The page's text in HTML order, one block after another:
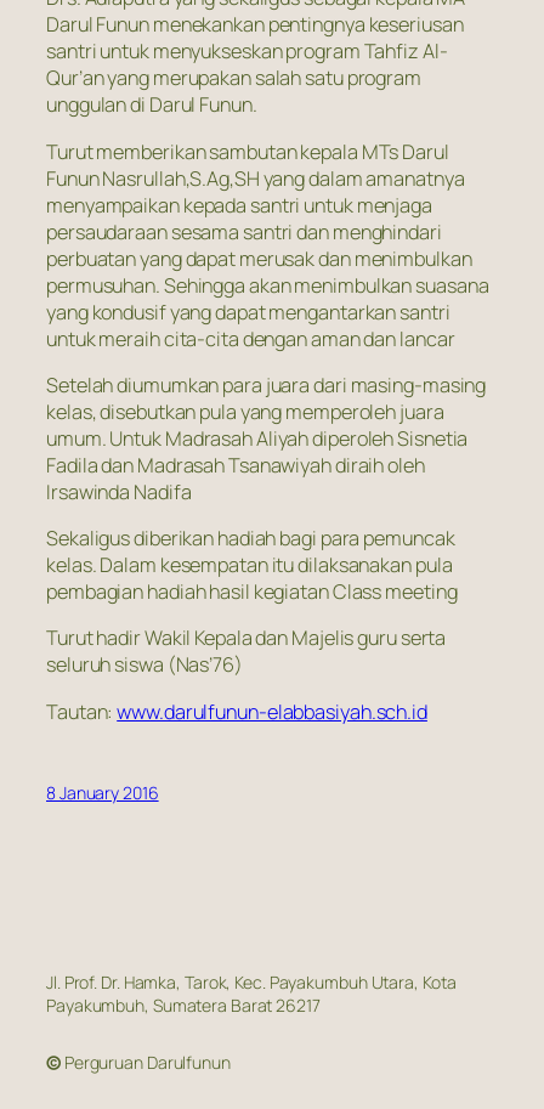
Darul Funun menekankan pentingnya keseriusan
santri untuk menyukseskan program Tahfiz Al-
Qur’an yang merupakan salah satu program
unggulan di Darul Funun.
Turut memberikan sambutan kepala MTs Darul
Funun Nasrullah,S.Ag,SH yang dalam amanatnya
menyampaikan kepada santri untuk menjaga
persaudaraan sesama santri dan menghindari
perbuatan yang dapat merusak dan menimbulkan
permusuhan. Sehingga akan menimbulkan suasana
yang kondusif yang dapat mengantarkan santri
untuk meraih cita-cita dengan aman dan lancar
Setelah diumumkan para juara dari masing-masing
kelas, disebutkan pula yang memperoleh juara
umum. Untuk Madrasah Aliyah diperoleh Sisnetia
Fadila dan Madrasah Tsanawiyah diraih oleh
Irsawinda Nadifa
Sekaligus diberikan hadiah bagi para pemuncak
kelas. Dalam kesempatan itu dilaksanakan pula
pembagian hadiah hasil kegiatan Class meeting
Turut hadir Wakil Kepala dan Majelis guru serta
seluruh siswa (Nas’76)
Tautan:www.darulfunun-elabbasiyah.sch.id
8 January 2016
Jl. Prof. Dr. Hamka, Tarok, Kec. Payakumbuh Utara, Kota
Payakumbuh, Sumatera Barat 26217
©Perguruan Darulfunun